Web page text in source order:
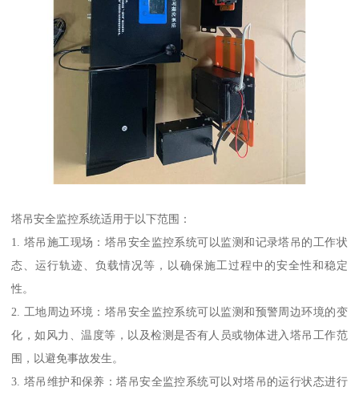
塔吊安全监控系统适用于以下范围：
1. 塔吊施工现场：塔吊安全监控系统可以监测和记录塔吊的工作状
态、运行轨迹、负载情况等，以确保施工过程中的安全性和稳定
性。
2. 工地周边环境：塔吊安全监控系统可以监测和预警周边环境的变
化，如风力、温度等，以及检测是否有人员或物体进入塔吊工作范
围，以避免事故发生。
3. 塔吊维护和保养：塔吊安全监控系统可以对塔吊的运行状态进行